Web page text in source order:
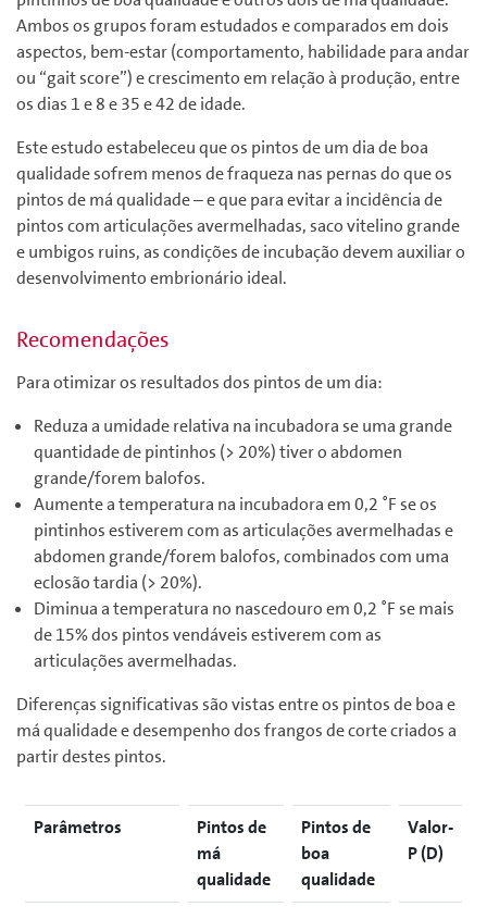
Ambos os grupos foram estudados e comparados em dois
aspectos, bem-estar (comportamento, habilidade para andar
ou “gait score”) e crescimento em relação à produção, entre
os dias 1 e 8 e 35 e 42 de idade.
Este estudo estabeleceu que os pintos de um dia de boa
qualidade sofrem menos de fraqueza nas pernas do que os
pintos de má qualidade – e que para evitar a incidência de
pintos com articulações avermelhadas, saco vitelino grande
e umbigos ruins, as condições de incubação devem auxiliar o
desenvolvimento embrionário ideal.
Recomendações
Para otimizar os resultados dos pintos de um dia:
Reduza a umidade relativa na incubadora se uma grande
quantidade de pintinhos (> 20%) tiver o abdomen
grande/forem balofos.
Aumente a temperatura na incubadora em 0,2 ˚F se os
pintinhos estiverem com as articulações avermelhadas e
abdomen grande/forem balofos, combinados com uma
eclosão tardia (> 20%).
Diminua a temperatura no nascedouro em 0,2 ˚F se mais
de 15% dos pintos vendáveis estiverem com as
articulações avermelhadas.
Diferenças significativas são vistas entre os pintos de boa e
má qualidade e desempenho dos frangos de corte criados a
partir destes pintos.
Parâmetros
Pintos de
má
qualidade
Pintos de
boa
qualidade
Valor-
P (D)